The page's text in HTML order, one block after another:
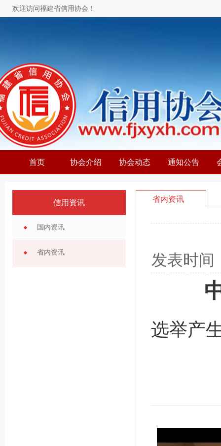
欢迎访问福建省信用协会！
首页 协会介绍 协会动态 通知公告
信用资讯
国内资讯
省内资讯
省内资讯
发表时间
选举产